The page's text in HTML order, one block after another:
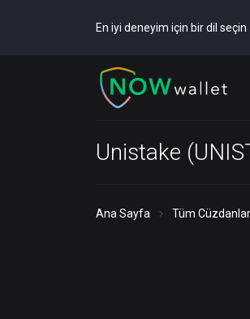
En iyi deneyim için bir dil seçin
Unistake
Ana Sayfa Tüm Cüzdanlar